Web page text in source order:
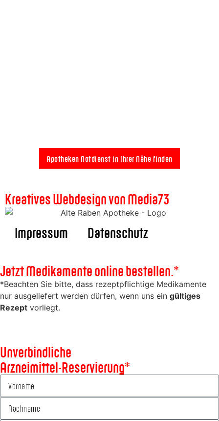
Apotheken Notdienst in Ihrer Nähe finden
Kreatives Webdesign von Media73
Impressum
Datenschutz
Jetzt Medikamente online bestellen.*
*Beachten Sie bitte, dass rezeptpflichtige Medikamente
nur ausgeliefert werden dürfen, wenn uns ein gültiges
Rezept vorliegt.
Unverbindliche
Arzneimittel-Reservierung*